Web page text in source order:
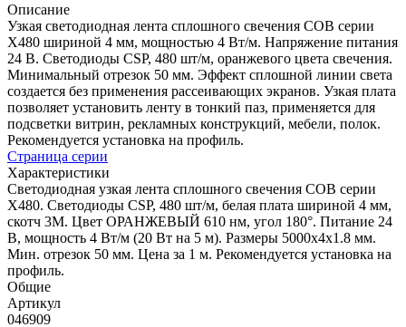
Описание
Узкая светодиодная лента сплошного свечения COB серии
X480 шириной 4 мм, мощностью 4 Вт/м. Напряжение питания
24 В. Светодиоды CSP, 480 шт/м, оранжевого цвета свечения.
Минимальный отрезок 50 мм. Эффект сплошной линии света
создается без применения рассеивающих экранов. Узкая плата
позволяет установить ленту в тонкий паз, применяется для
подсветки витрин, рекламных конструкций, мебели, полок.
Рекомендуется установка на профиль.
Страница серии
Характеристики
Светодиодная узкая лента сплошного свечения COB серии
X480. Светодиоды CSP, 480 шт/м, белая плата шириной 4 мм,
скотч 3M. Цвет ОРАНЖЕВЫЙ 610 нм, угол 180°. Питание 24
В, мощность 4 Вт/м (20 Вт на 5 м). Размеры 5000х4х1.8 мм.
Мин. отрезок 50 мм. Цена за 1 м. Рекомендуется установка на
профиль.
Общие
Артикул
046909